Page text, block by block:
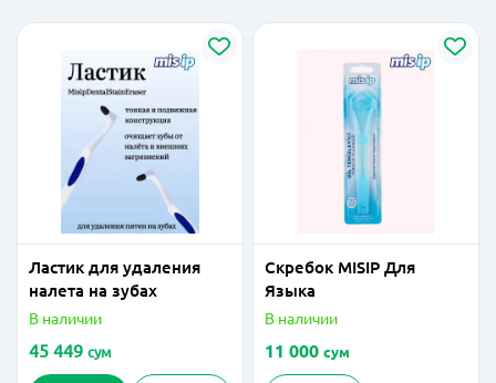
Ластик для удаления
налета на зубах
В наличии
45 449 сум
Скребок MISIP Для
Языка
В наличии
11 000 сум